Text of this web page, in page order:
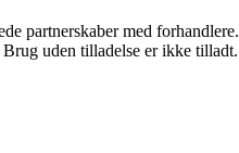
partnerskaber med forhandlere.
uden tilladelse er ikke tilladt.